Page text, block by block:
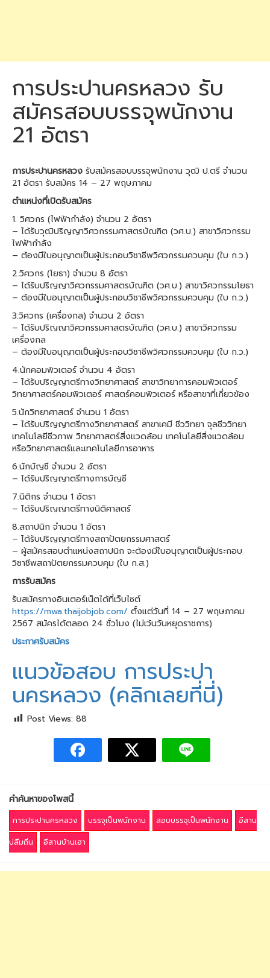
การประปานครหลวง รับ
สมัครสอบบรรจุพนักงาน
21 อัตรา
การประปานครหลวง รับสมัครสอบบรรจุพนักงาน วุฒิ ป.ตรี จำนวน
21 อัตรา รับสมัคร 14 – 27 พฤษภาคม
ตำแหน่งที่เปิดรับสมัคร
1. วิศวกร (ไฟฟ้ากำลัง) จำนวน 2 อัตรา
– ได้รับวุฒิปริญญาวิศวกรรมศาสตรบัณฑิต (วศ.บ.) สาขาวิศวกรรม
ไฟฟ้ากำลัง
– ต้องมีใบอนุญาตเป็นผู้ประกอบวิชาชีพวิศวกรรมควบคุม (ใบ ก.ว.)
2.วิศวกร (โยธา) จำนวน 8 อัตรา
– ได้รับปริญญาวิศวกรรมศาสตรบัณฑิต (วศ.บ.) สาขาวิศวกรรมโยธา
– ต้องมีใบอนุญาตเป็นผู้ประกอบวิชาชีพวิศวกรรมควบคุม (ใบ ก.ว.)
3.วิศวกร (เครื่องกล) จำนวน 2 อัตรา
– ได้รับปริญญาวิศวกรรมศาสตรบัณฑิต (วศ.บ.) สาขาวิศวกรรม
เครื่องกล
– ต้องมีใบอนุญาตเป็นผู้ประกอบวิชาชีพวิศวกรรมควบคุม (ใบ ก.ว.)
4.นักคอมพิวเตอร์ จำนวน 4 อัตรา
– ได้รับปริญญาตรีทางวิทยาศาสตร์ สาขาวิทยาการคอมพิวเตอร์
วิทยาศาสตร์คอมพิวเตอร์ ศาสตร์คอมพิวเตอร์ หรือสาขาที่เกี่ยวข้อง
5.นักวิทยาศาสตร์ จำนวน 1 อัตรา
– ได้รับปริญญาตรีทางวิทยาศาสตร์ สาขาเคมี ชีววิทยา จุลชีววิทยา
เทคโนโลยีชีวภาพ วิทยาศาสตร์สิ่งแวดล้อม เทคโนโลยีสิ่งแวดล้อม
หรือวิทยาศาสตร์และเทคโนโลยีการอาหาร
6.นักบัญชี จำนวน 2 อัตรา
– ได้รับปริญญาตรีทางการบัญชี
7.นิติกร จำนวน 1 อัตรา
– ได้รับปริญญาตรีทางนิติศาสตร์
8.สถาปนิก จำนวน 1 อัตรา
– ได้รับปริญญาตรีทางสถาป้ตยกรรมศาสตร์
– ผู้สมัครสอบตำแหน่งสถาปนิก จะต้องมีใบอนุญาตเป็นผู้ประกอบ
วิชาชีพสถาปัตยกรรมควบคุม (ใบ ก.ส.)
การรับสมัคร
รับสมัครทางอินเตอร์เน็ตได้ที่เว็บไซต์
https://mwa.thaijobjob.com/ ตั้งแต่วันที่ 14 – 27 พฤษภาคม
2567 สมัครได้ตลอด 24 ชั่วโมง (ไม่เว้นวันหยุดราชการ)
ประกาศรับสมัคร
แนวข้อสอบ การประปา
นครหลวง (คลิกเลยที่นี่)
Post Views: 88
คำค้นหาของโพสนี้
การประปานครหลวง บรรจุเป็นพนักงาน สอบบรรจุเป็นพนักงาน
อีสาน
บ่ลืมถิ่น
อีสานบ้านเฮา